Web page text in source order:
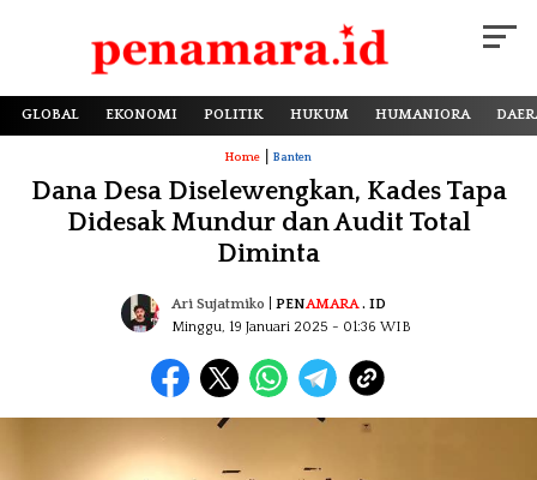
GLOBAL EKONOMI POLITIK HUKUM HUMANIORA
Home Banten
Dana Desa Diselewengkan, Kades Tapa
Didesak Mundur dan Audit Total
Diminta
Ari Sujatmiko PENAMARA. ID
Minggu, 19 Januari 2025 - 01:36 WIB